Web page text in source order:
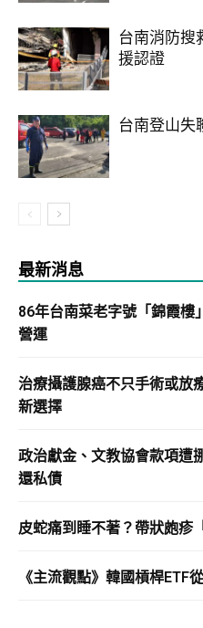
台南消防搜
援認證
台南登山失
最新消息
86年台南菜老字號「錦霞
營運
治療攝護腺癌不只手術或
新選擇
政治獻金、文教協會款項
還私債
皮蛇痛到睡不著？帶狀皰疹
《主流觀點》韓國槓桿ETF